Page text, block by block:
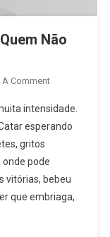
Não
A CommentOn
Pode
Alguém
Quem
Não
É?
intensidade.
esperando
gritos
pode
vitórias, bebeu
que embriaga,